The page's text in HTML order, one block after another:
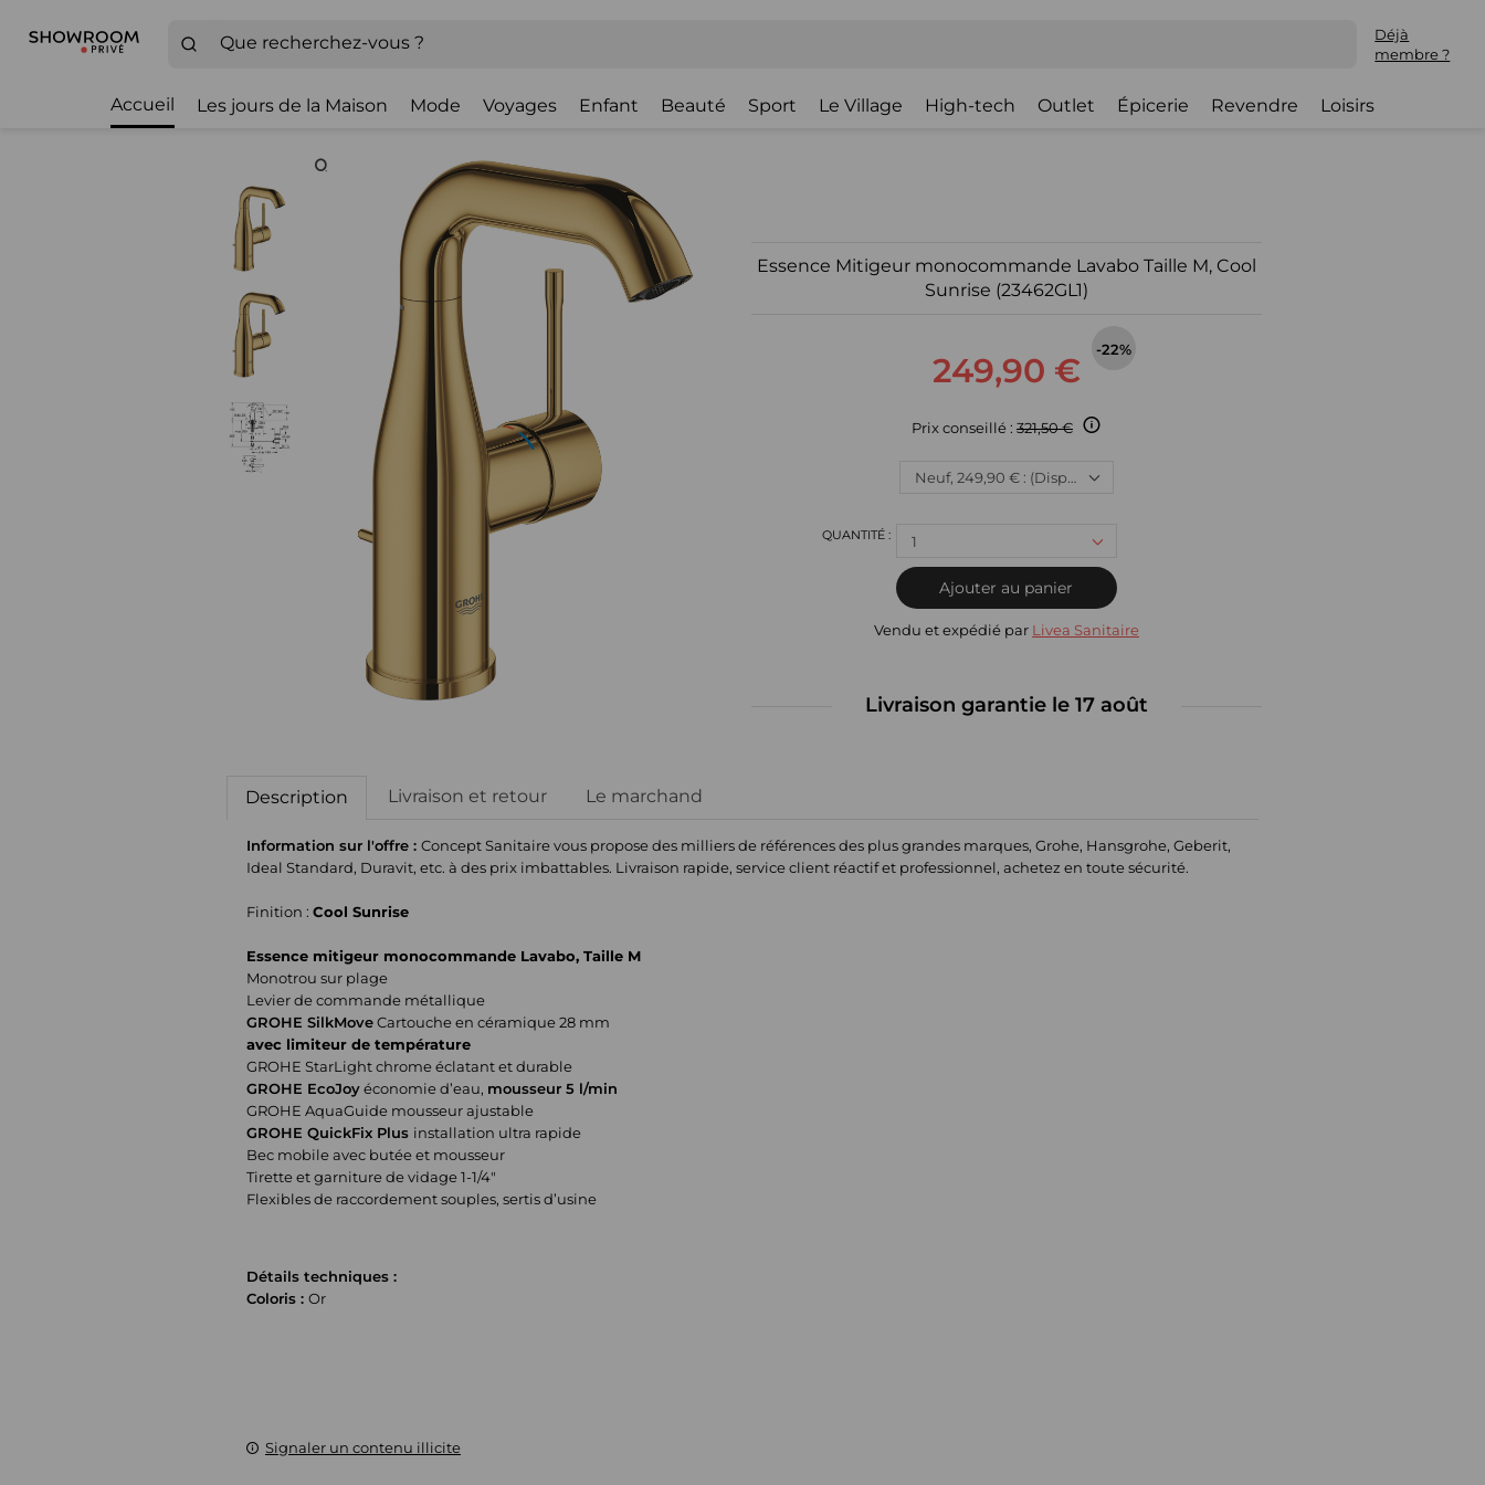
Déjà
membre ?
Accueil Les jours de la Maison Mode Voyages Enfant Beauté Sport Le Village High-tech Outlet Épicerie Revendre Loisirs
Essence Mitigeur monocommande Lavabo Taille M, Cool
Sunrise (23462GL1)
249,90 €
-22%
Prix conseillé : 321,50 €
Neuf, 249,90 € : (Disponible)
1
Ajouter au panier
Vendu et expédié par Livea Sanitaire
Livraison garantie le 17 août
Description Livraison et retour Le marchand
Information sur l'offre :Concept Sanitaire vous propose des milliers de références des plus grandes marques, Grohe, Hansgrohe, Geberit,
Ideal Standard, Duravit, etc. à des prix imbattables. Livraison rapide, service client réactif et professionnel, achetez en toute sécurité.
Finition :Cool Sunrise
Essence mitigeur monocommande Lavabo, Taille M
Monotrou sur plage
Levier de commande métallique
GROHE SilkMoveCartouche en céramique 28 mm
avec limiteur de température
GROHE StarLight chrome éclatant et durable
GROHE EcoJoyéconomie d’eau, mousseur 5 l/min
GROHE AquaGuide mousseur ajustable
GROHE QuickFix Plus installation ultra rapide
Bec mobile avec butée et mousseur
Tirette et garniture de vidage 1-1/4"
Flexibles de raccordement souples, sertis d’usine
Détails techniques :
Coloris :Or
Signaler un contenu illicite